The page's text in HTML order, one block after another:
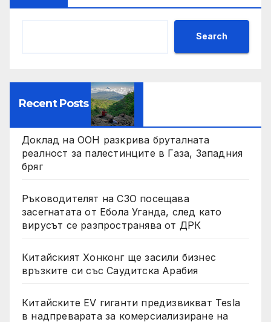
Search
Recent Posts
Доклад на ООН разкрива бруталната
реалност за палестинците в Газа, Западния
бряг
Ръководителят на СЗО посещава
засегнатата от Ебола Уганда, след като
вирусът се разпространява от ДРК
Китайският Хонконг ще засили бизнес
връзките си със Саудитска Арабия
Китайските EV гиганти предизвикват Tesla
в надпреварата за комерсиализиране на